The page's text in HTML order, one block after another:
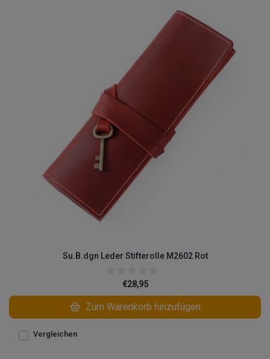
Su.B.dgn Leder Stifterolle M2602 Rot
€28,95
Zum Warenkorb hinzufügen
Vergleichen